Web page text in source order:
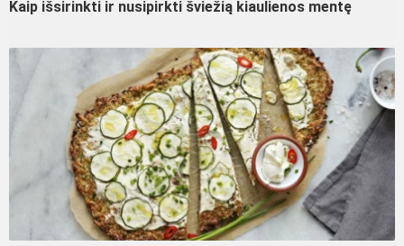
Kaip išsirinkti ir nusipirkti šviežią kiaulienos mentę